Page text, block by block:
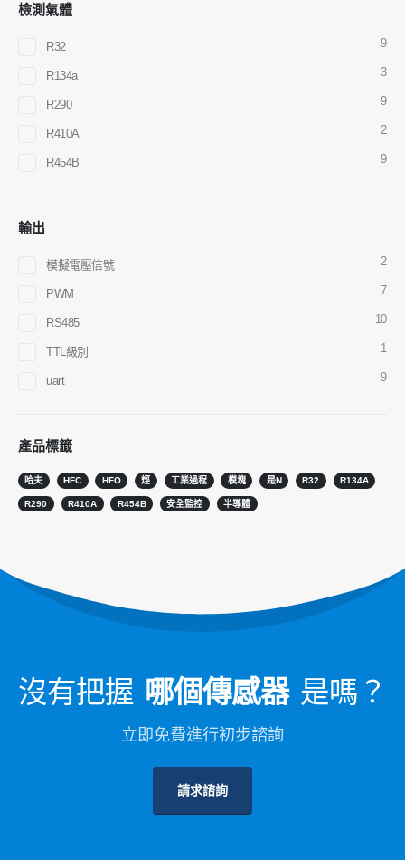
檢測氣體
R32 9
R134a 3
R290 9
R410A 2
R454B 9
輸出
模擬電壓信號 2
PWM 7
RS485 10
TTL級別 1
uart 9
產品標籤
哈夫 HFC HFO 烴 工業過程 模塊 是N R32 R134A
R290 R410A R454B 安全監控 半導體
沒有把握 哪個傳感器 是嗎？
立即免費進行初步諮詢
請求諮詢
WhatsApp： +
：18569903598
冷鏈製冷劑監測
數據中心冷卻系統監視
跟著我們
溫森. © 2026。保留所有權利